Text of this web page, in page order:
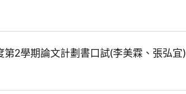
2學期論文計劃書口試(李美霖、張弘宜)